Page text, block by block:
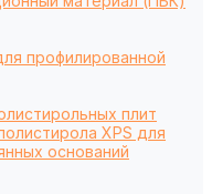
профилированной
плит
XPS для
оснований